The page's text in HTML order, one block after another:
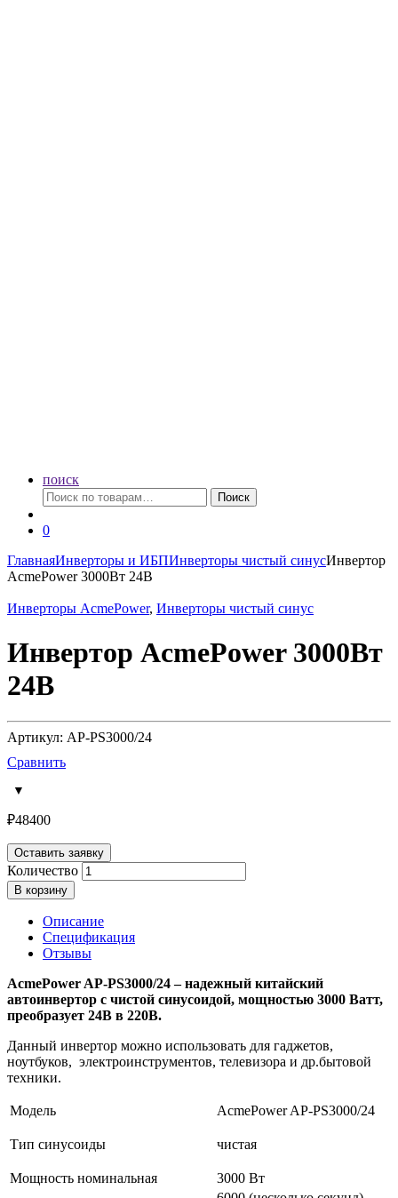
поиск
Искать:
Поиск
0
ГлавнаяИнверторы и ИБПИнверторы чистый синусИнвертор
AcmePower 3000Вт 24В
Инверторы AcmePower, Инверторы чистый синус
Инвертор AcmePower 3000Вт
24В
Артикул: AP-PS3000/24
Сравнить
₽48400
Оставить заявку
Количество
В корзину
Описание
Спецификация
Отзывы
AcmePower AP-PS3000/24 – надежный китайский
автоинвертор с чистой синусоидой, мощностью 3000 Ватт,
преобразует 24В в 220В.
Данный инвертор можно использовать для гаджетов,
ноутбуков, электроинструментов, телевизора и др.бытовой
техники.
Модель AcmePower AP-PS3000/24
Тип синусоиды чистая
Мощность номинальная
3000 Вт